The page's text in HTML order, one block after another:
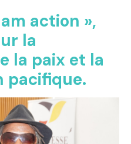
action »,
la
la paix et la
pacifique.